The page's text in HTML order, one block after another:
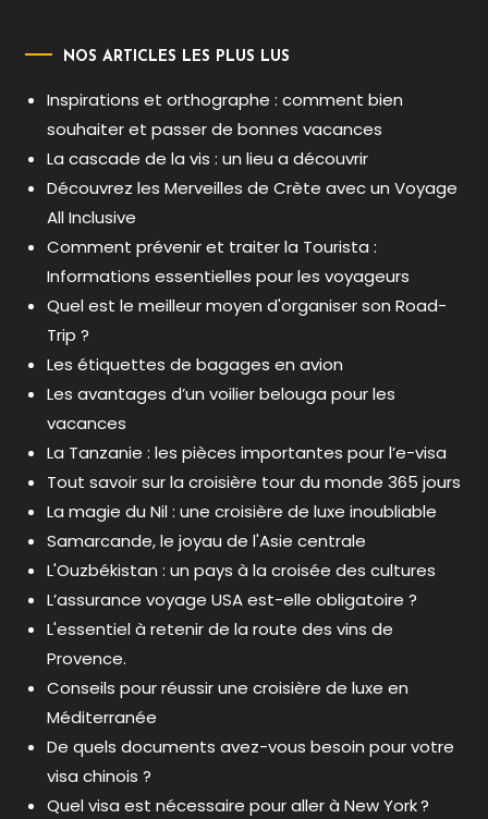
NOS ARTICLES LES PLUS LUS
Inspirations et orthographe : comment bien
souhaiter et passer de bonnes vacances
La cascade de la vis : un lieu a découvrir
Découvrez les Merveilles de Crète avec un Voyage
All Inclusive
Comment prévenir et traiter la Tourista :
Informations essentielles pour les voyageurs
Quel est le meilleur moyen d'organiser son Road-
Trip ?
Les étiquettes de bagages en avion
Les avantages d’un voilier belouga pour les
vacances
La Tanzanie : les pièces importantes pour l’e-visa
Tout savoir sur la croisière tour du monde 365 jours
La magie du Nil : une croisière de luxe inoubliable
Samarcande, le joyau de l'Asie centrale
L'Ouzbékistan : un pays à la croisée des cultures
L’assurance voyage USA est-elle obligatoire ?
L'essentiel à retenir de la route des vins de
Provence.
Conseils pour réussir une croisière de luxe en
Méditerranée
De quels documents avez-vous besoin pour votre
visa chinois ?
Quel visa est nécessaire pour aller à New York ?